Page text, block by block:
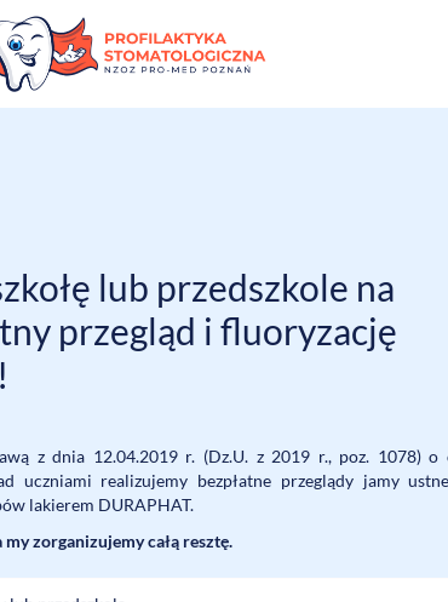
lub przedszkole na
przegląd i fluoryzację
z dnia 12.04.2019 r. (Dz.U. z 2019 r., poz. 1078) o
uczniami realizujemy bezpłatne przeglądy jamy
lakierem DURAPHAT.
my zorganizujemy całą resztę.